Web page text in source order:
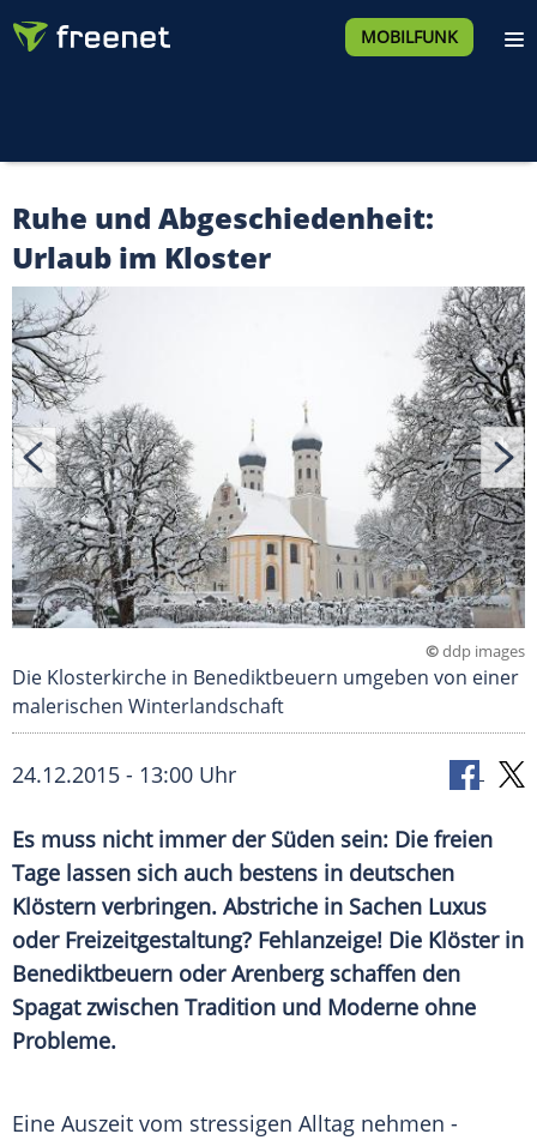
MOBILFUNK
Ruhe und Abgeschiedenheit:
Urlaub im Kloster
©ddp images
Die Klosterkirche in Benediktbeuern umgeben von einer
malerischen Winterlandschaft
24.12.2015 - 13:00 Uhr
Es muss nicht immer der Süden sein: Die freien
Tage lassen sich auch bestens in deutschen
Klöstern verbringen. Abstriche in Sachen Luxus
oder Freizeitgestaltung? Fehlanzeige! Die Klöster in
Benediktbeuern oder Arenberg schaffen den
Spagat zwischen Tradition und Moderne ohne
Probleme.
Eine Auszeit vom stressigen Alltag nehmen -